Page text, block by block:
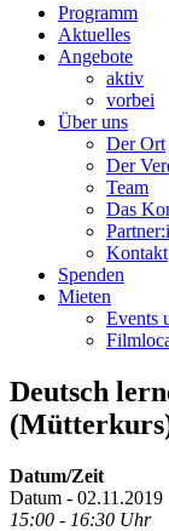
Programm
Aktuelles
Angebote
aktiv
vorbei
Über uns
Der Ort
Der
Team
Das
Kontakt
Spenden
Mieten
Events
Deutsch
Datum/Zeit
Datum - 02.11.2019
15:00 - 16:30 Uhr